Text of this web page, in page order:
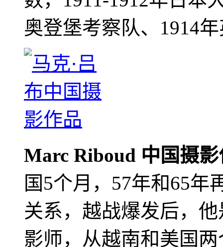
奥登堡考察队、1914
Marc Riboud 中国摄
国5个月，57年和65年
关系，越战爆发后，
影师，从越南和美国